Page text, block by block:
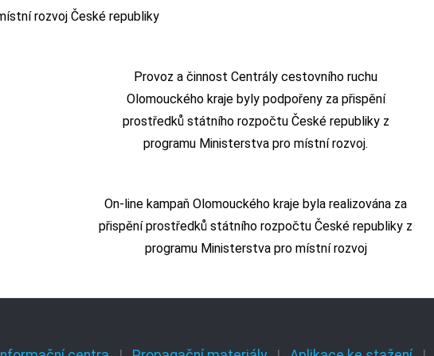
Provoz a činnost Centrály cestovního ruchu
Olomouckého kraje byly podpořeny za přispění
prostředků státního rozpočtu České republiky z
programu Ministerstva pro místní rozvoj.
On-line kampaň Olomouckého kraje byla realizována za
přispění prostředků státního rozpočtu České republiky z
programu Ministerstva pro místní rozvoj